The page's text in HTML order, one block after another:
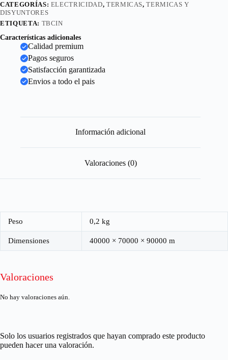
CATEGORÍAS: ELECTRICIDAD, TERMICAS,TERMICAS Y
DISYUNTORES
ETIQUETA: TBCIN
Características adicionales
Calidad premium
Pagos seguros
Satisfacción garantizada
Envios a todo el pais
Información adicional
Valoraciones (0)
Peso 0,2 kg
Dimensiones 40000 × 70000 × 90000 m
Valoraciones
No hay valoraciones aún.
Solo los usuarios registrados que hayan comprado este producto
pueden hacer una valoración.